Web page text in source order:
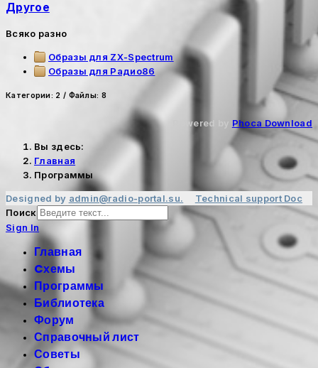
Другое
Всяко разно
Образы для ZX-Spectrum
Образы для Радио86
Категории: 2 / Файлы: 8
Powered by Phoca Download
Вы здесь:
Главная
Программы
Designed by admin@radio-portal.su. Technical support Doc
Поиск
Sign In
Главная
Cхемы
Программы
Библиотека
Форум
Справочный лист
Советы